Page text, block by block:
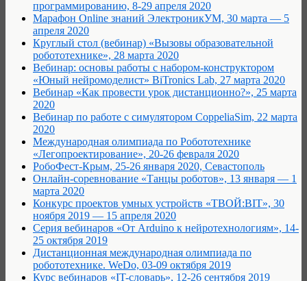
программированию, 8-29 апреля 2020
Марафон Online знаний ЭлектроникУМ, 30 марта — 5
апреля 2020
Круглый стол (вебинар) «Вызовы образовательной
робототехнике», 28 марта 2020
Вебинар: основы работы с набором-конструктором
«Юный нейромоделист» BiTronics Lab, 27 марта 2020
Вебинар «Как провести урок дистанционно?», 25 марта
2020
Вебинар по работе с симулятором CoppeliaSim, 22 марта
2020
Международная олимпиада по Робототехнике
«Легопроектирование», 20-26 февраля 2020
РобоФест-Крым, 25-26 января 2020, Севастополь
Онлайн-соревнование «Танцы роботов», 13 января — 1
марта 2020
Конкурс проектов умных устройств «ТВОЙ:BIT», 30
ноября 2019 — 15 апреля 2020
Серия вебинаров «От Arduino к нейротехнологиям», 14-
25 октября 2019
Дистанционная международная олимпиада по
робототехнике. WeDo, 03-09 октября 2019
Курс вебинаров «IT-словарь», 12-26 сентября 2019